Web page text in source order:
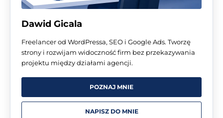
Dawid Gicala
Freelancer od WordPressa, SEO i Google Ads. Tworzę
strony i rozwijam widoczność firm bez przekazywania
projektu między działami agencji.
POZNAJ MNIE
NAPISZ DO MNIE